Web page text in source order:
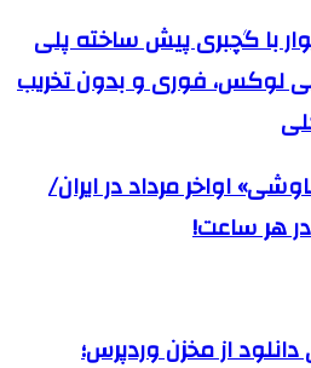
با گچبری پیش ساخته پلی
لوکس، فوری و بدون تخریب
اواخر مرداد در ایران/
از مخزن وردپرس؛